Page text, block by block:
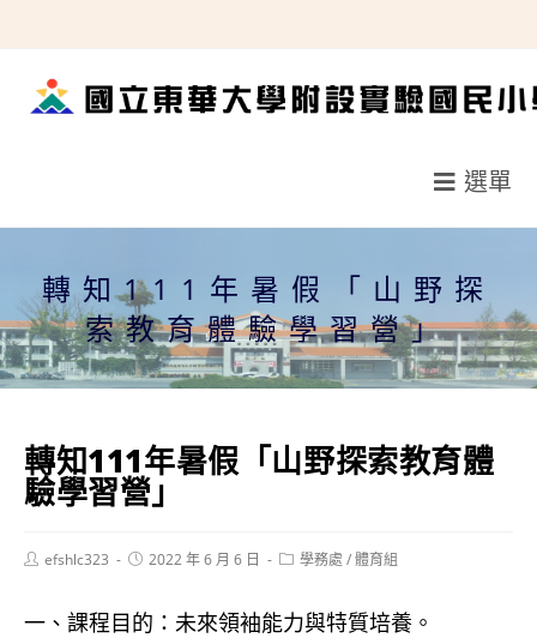
轉
選單
轉知111年暑假「山野探
索教育體驗學習營」
轉知111年暑假「山野探索教育體
驗學習營」
Postefshlc323
Post2022 年 6 月 6 日
Post學務處 /體育組
一、課程目的：未來領袖能力與特質培養。